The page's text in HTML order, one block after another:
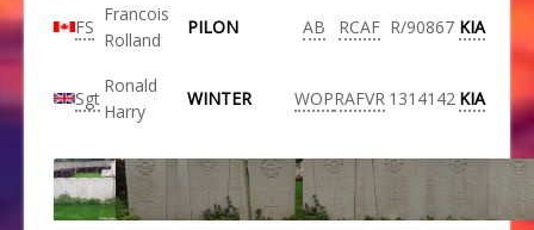
FS
Francois
Rolland
PILON AB RCAF R/90867 KIA
Sgt
Ronald
Harry
WINTER WOPRAFVR 1314142 KIA